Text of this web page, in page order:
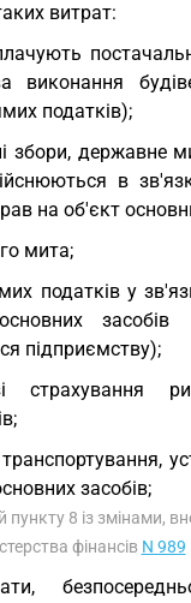
витрат:
виконання
податків);
збори, державне
в
на об'єкт
мита;
податків у
підприємству);
страхування
засобів;
8 із змінами,
фінансів N 989